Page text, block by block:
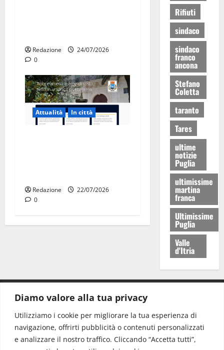
Diamo valore alla tua privacy
Utilizziamo i cookie per migliorare la tua esperienza di
navigazione, offrirti pubblicità o contenuti personalizzati
e analizzare il nostro traffico. Cliccando “Accetta tutti”,
Redazione
24/07/2026
0
Attualità In città
Redazione
22/07/2026
0
Rifiuti
sindaco
sindaco
franco
ancona
Stefano
Coletta
taranto
Tares
ultime
notizie
Puglia
ultimissime
martina
franca
Ultimissime
Puglia
Valle
d'Itria
Redazione: redazione@www.martinasera.it
Direttore:direttore@www.martinasera.it